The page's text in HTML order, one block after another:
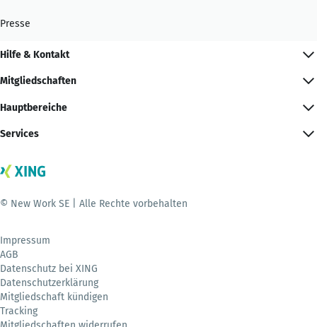
Presse
Hilfe & Kontakt
Mitgliedschaften
Hauptbereiche
Services
© New Work SE | Alle Rechte vorbehalten
Impressum
AGB
Datenschutz bei XING
Datenschutzerklärung
Mitgliedschaft kündigen
Tracking